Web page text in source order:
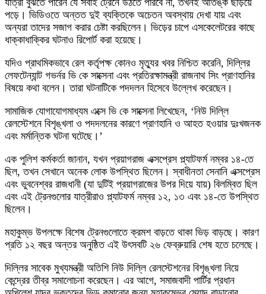
যাত্রী বুঝতে পারেন যে সবাই ট্রেনে উঠতে পারবে না, তখনই আতঙ্ক ছড়িয়ে
পড়ে। ভিডিওতে অন্তত দুই ব্যক্তিকে অচেতন অবস্থায় দেখা যায় এবং
অন্যরা তাদের সজাগ করার চেষ্টা করছিলেন। ভিড়ের চাপে এসকেলেটরের কাছে
ধাক্কাধাক্কির ঘটনাও রিপোর্ট করা হয়েছে।
যদিও প্রাথমিকভাবে রেল কর্তৃপক্ষ কোনও মৃত্যুর খবর নিশ্চিত করেনি, দিল্লির
লেফটেন্যান্ট গভর্নর ভি কে সাক্সেনা এবং প্রতিরক্ষামন্ত্রী রাজনাথ সিং প্রাণহানির
বিষয়ে কথা বলেন। তারা ঘটনাটিকে পদদলন হিসেবে উল্লেখ করেছেন।
সামাজিক যোগাযোগমাধ্যম এক্সে ভি কে সাক্সেনা লিখেছেন, ‘নিউ দিল্লি
রেলস্টেশনে বিশৃঙ্খলা ও পদদলনের কারণে প্রাণহানি ও আহত হওয়ার দুঃখজনক
এবং মর্মান্তিক ঘটনা ঘটেছে।’
এক পুলিশ কর্মকর্তা জানান, যখন প্রয়াগরাজ এক্সপ্রেস প্ল্যাটফর্ম নম্বর ১৪-তে
ছিল, তখন সেখানে অনেক লোক উপস্থিত ছিলেন। স্বাধীনতা সেনানি এক্সপ্রেস
এবং ভুবনেশ্বর রাজধানী (যা দুটিই প্রয়াগরাজের উপর দিয়ে যায়) বিলম্বিত ছিল
এবং এই ট্রেনগুলোর যাত্রীরাও প্ল্যাটফর্ম নম্বর ১২, ১৩ এবং ১৪-তে উপস্থিত
ছিলেন।
মহাকুম্ভ উপলক্ষে বিশেষ ট্রেনগুলোতে ক্রমশ বাড়তে থাকা ভিড় বাড়ছে। কারণ
প্রতি ১২ বছর অন্তর অনুষ্ঠিত এই উৎসবটি ২৬ ফেব্রুয়ারি শেষ হতে চলেছে।
দিল্লির সাবেক মুখ্যমন্ত্রী অতিশি নিউ দিল্লি রেলস্টেশনের বিশৃঙ্খলা নিয়ে
কেন্দ্রের তীব্র সমালোচনা করেছেন। এর আগে, সমাজবাদী পার্টির প্রধান